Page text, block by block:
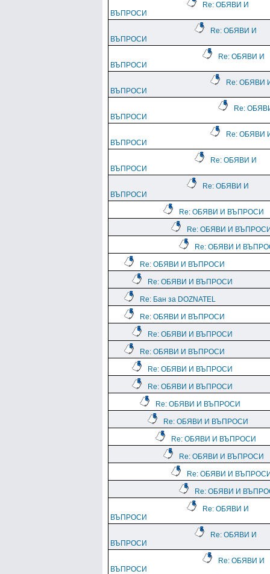
Re: ОБЯВИ И
ВЪПРОСИ
Re: ОБЯВИ И
ВЪПРОСИ
Re: ОБЯВИ И
ВЪПРОСИ
Re: ОБЯВИ
ВЪПРОСИ
Re:
ВЪПРОСИ
Re: ОБЯВИ
ВЪПРОСИ
Re: ОБЯВИ И
ВЪПРОСИ
Re: ОБЯВИ И
ВЪПРОСИ
Re: ОБЯВИ И ВЪПРОСИ
Re: ОБЯВИ И
Re: ОБЯВИ И
Re: ОБЯВИ И ВЪПРОСИ
Re: ОБЯВИ И ВЪПРОСИ
Re: Бан за DOZNATEL
Re: ОБЯВИ И ВЪПРОСИ
Re: ОБЯВИ И ВЪПРОСИ
Re: ОБЯВИ И ВЪПРОСИ
Re: ОБЯВИ И ВЪПРОСИ
Re: ОБЯВИ И ВЪПРОСИ
Re: ОБЯВИ И ВЪПРОСИ
Re: ОБЯВИ И ВЪПРОСИ
Re: ОБЯВИ И ВЪПРОСИ
Re: ОБЯВИ И ВЪПРОСИ
Re: ОБЯВИ И
Re: ОБЯВИ И
Re: ОБЯВИ И
ВЪПРОСИ
Re: ОБЯВИ И
ВЪПРОСИ
Re: ОБЯВИ И
ВЪПРОСИ